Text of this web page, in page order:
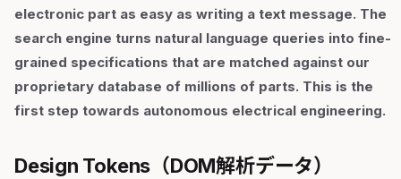
electronic part as easy as writing a text message. The
search engine turns natural language queries into fine-
grained specifications that are matched against our
proprietary database of millions of parts. This is the
first step towards autonomous electrical engineering.
Design Tokens（DOM解析データ）